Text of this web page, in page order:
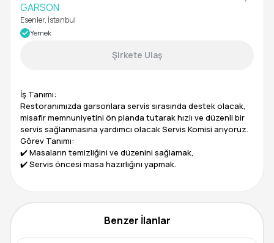
GARSON
Esenler, İstanbul
Yemek
Şirkete Ulaş
İş Tanımı:
Restoranımızda garsonlara servis sırasında destek olacak,
misafir memnuniyetini ön planda tutarak hızlı ve düzenli bir
servis sağlanmasına yardımcı olacak Servis Komisi arıyoruz.
Görev Tanımı:
✔️ Masaların temizliğini ve düzenini sağlamak,
✔️ Servis öncesi masa hazırlığını yapmak.
Benzer İlanlar